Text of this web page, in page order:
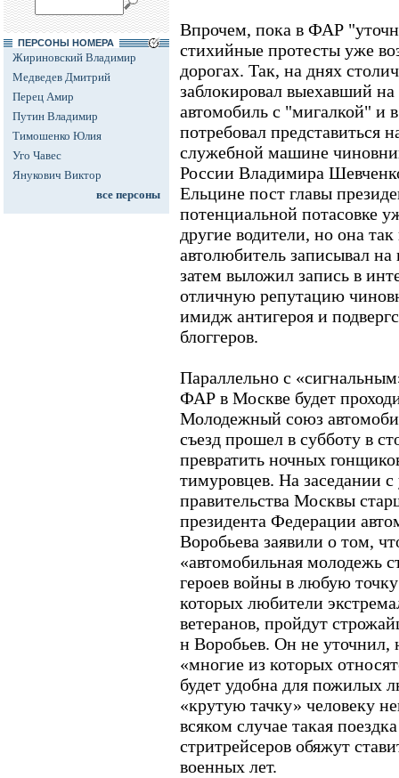
ПЕРСОНЫ НОМЕРА
Жириновский Владимир
Медведев Дмитрий
Перец Амир
Путин Владимир
Тимошенко Юлия
Уго Чавес
Янукович Виктор
все персоны
Впрочем, пока в ФАР
стихийные протесты уже
дорогах. Так, на днях
заблокировал выехавший
автомобиль с "мигалкой" и
потребовал представиться
служебной машине
России Владимира
Ельцине пост главы
потенциальной потасовке
другие водители, но она
автолюбитель записывал
затем выложил запись в
отличную репутацию
имидж антигероя и
блоггеров.
Параллельно с
ФАР в Москве будет
Молодежный союз
съезд прошел в субботу в
превратить ночных
тимуровцев. На заседании
правительства Москвы
президента Федерации
Воробьева заявили о том,
«автомобильная молодежь
героев войны в любую
которых любители
ветеранов, пройдут
н Воробьев. Он не уточнил,
«многие из которых
будет удобна для пожилых
«крутую тачку» человеку
всяком случае такая
стритрейсеров обяжут
военных лет.